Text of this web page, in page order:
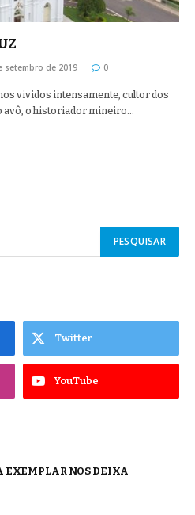
setembro de 2019 0
vividos intensamente, cultor dos
avô, o historiador mineiro…
Twitter
YouTube
EXEMPLAR NOS DEIXA